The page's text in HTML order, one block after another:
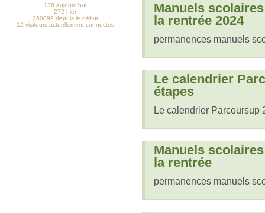
Manuels
la rentrée 2024
permanences manuels
Le calendrier
étapes
Le calendrier Parcoursup
Manuels
la rentrée
permanences manuels
136 aujourd’hui
272 hier
260099 depuis le début
12 visiteurs actuellement connectés